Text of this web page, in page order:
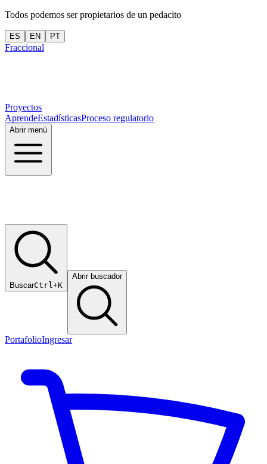
Todos podemos ser propietarios de un pedacito
ES EN PT
Fraccional
Proyectos
AprendeEstadísticasProceso regulatorio
Abrir menú
BuscarCtrl+K
Abrir buscador
PortafolioIngresar